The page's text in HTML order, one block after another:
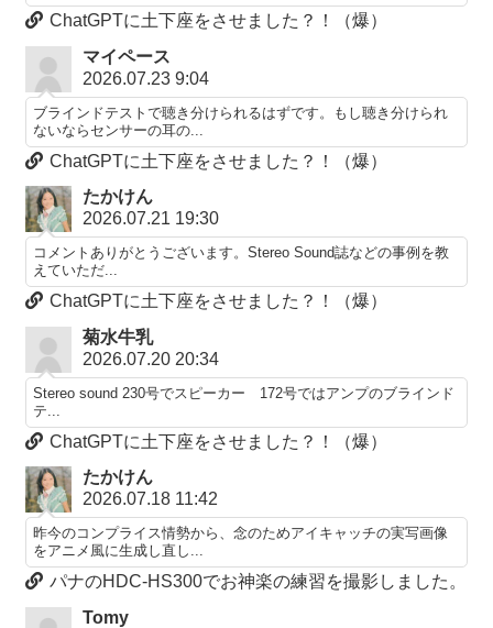
ChatGPTに土下座をさせました？！（爆）
マイペース
2026.07.23 9:04
ブラインドテストで聴き分けられるはずです。もし聴き分けられ
ないならセンサーの耳の...
ChatGPTに土下座をさせました？！（爆）
たかけん
2026.07.21 19:30
コメントありがとうございます。Stereo Sound誌などの事例を教
えていただ...
ChatGPTに土下座をさせました？！（爆）
菊水牛乳
2026.07.20 20:34
Stereo sound 230号でスピーカー 172号ではアンプのブラインド
テ...
ChatGPTに土下座をさせました？！（爆）
たかけん
2026.07.18 11:42
昨今のコンプライス情勢から、念のためアイキャッチの実写画像
をアニメ風に生成し直し...
パナのHDC-HS300でお神楽の練習を撮影しました。
Tomy